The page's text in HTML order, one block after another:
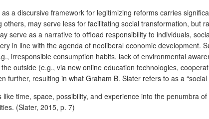
a discursive framework for legitimizing reforms carries
may serve less for facilitating social transformation,
serve as a narrative to offload responsibility to individuals,
in line with the agenda of neoliberal economic
irresponsible consumption habits, lack of environmental
outside (e.g., via new online education technologies,
further, resulting in what Graham B. Slater refers to as a “social
time, space, possibility, and experience into the penumbra
(Slater, 2015, p. 7)